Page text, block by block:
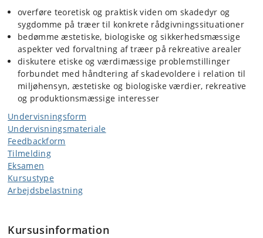
overføre teoretisk og praktisk viden om skadedyr og
sygdomme på træer til konkrete rådgivningssituationer
bedømme æstetiske, biologiske og sikkerhedsmæssige
aspekter ved forvaltning af træer på rekreative arealer
diskutere etiske og værdimæssige problemstillinger
forbundet med håndtering af skadevoldere i relation til
miljøhensyn, æstetiske og biologiske værdier, rekreative
og produktionsmæssige interesser
Undervisningsform
Undervisningsmateriale
Feedbackform
Tilmelding
Eksamen
Kursustype
Arbejdsbelastning
Kursusinformation